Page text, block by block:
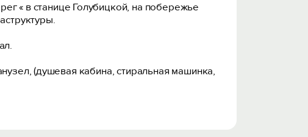
« в станице Голубицкой, на побережье
(душевая кабина, стиральная машинка,